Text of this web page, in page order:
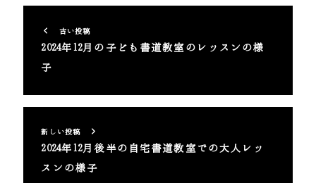
古い投稿
2024年12月の子ども書道教室のレッスンの様
子
新しい投稿
2024年12月後半の自宅書道教室での大人レッ
スンの様子